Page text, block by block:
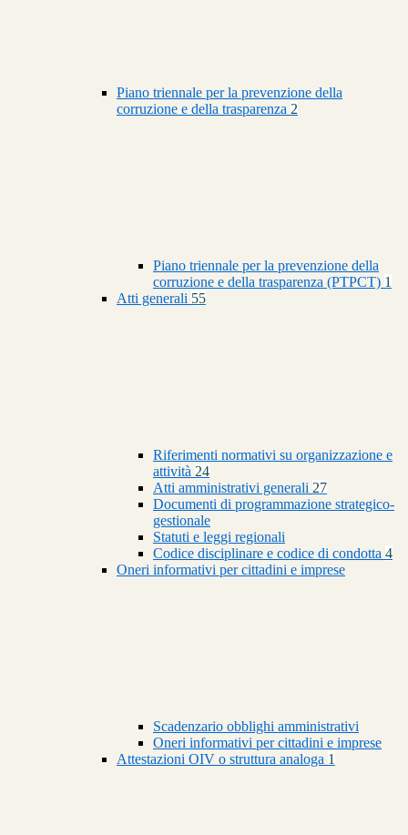
Piano triennale per la prevenzione della
corruzione e della trasparenza 2
Piano triennale per la prevenzione della
corruzione e della trasparenza (PTPCT) 1
Atti generali 55
Riferimenti normativi su organizzazione e
attività 24
Atti amministrativi generali 27
Documenti di programmazione strategico-
gestionale
Statuti e leggi regionali
Codice disciplinare e codice di condotta 4
Oneri informativi per cittadini e imprese
Scadenzario obblighi amministrativi
Oneri informativi per cittadini e imprese
Attestazioni OIV o struttura analoga 1